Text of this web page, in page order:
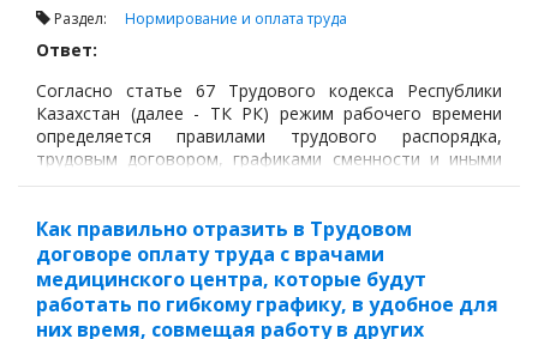
Раздел: Нормирование и оплата труда
Ответ:
Согласно статье 67 Трудового кодекса Республики
Казахстан (далее - ТК РК) режим рабочего времени
определяется правилами трудового распорядка,
трудовым договором, графиками сменности и иными
актами работодателя.
Как правильно отразить в Трудовом
договоре оплату труда с врачами
медицинского центра, которые будут
работать по гибкому графику, в удобное для
них время, совмещая работу в других